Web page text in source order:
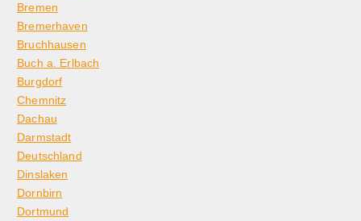
Bremen
Bremerhaven
Bruchhausen
Buch a. Erlbach
Burgdorf
Chemnitz
Dachau
Darmstadt
Deutschland
Dinslaken
Dornbirn
Dortmund